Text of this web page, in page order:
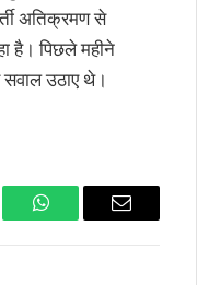
अतिक्रमण से
है। पिछले महीने
सवाल उठाए थे।
WhatsAppEmail